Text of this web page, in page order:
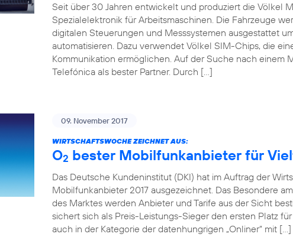
Seit über 30 Jahren entwickelt und produziert die Völkel
Spezialelektronik für Arbeitsmaschinen. Die Fahrzeuge
digitalen Steuerungen und Messsystemen ausgestattet
automatisieren. Dazu verwendet Völkel SIM-Chips, die
Kommunikation ermöglichen. Auf der Suche nach einem
Telefónica als bester Partner. Durch […]
09. November 2017
WIRTSCHAFTSWOCHE ZEICHNET AUS:
O2 bester Mobilfunkanbieter für
Das Deutsche Kundeninstitut (DKI) hat im Auftrag der
Mobilfunkanbieter 2017 ausgezeichnet. Das Besondere
des Marktes werden Anbieter und Tarife aus der Sicht
sichert sich als Preis-Leistungs-Sieger den ersten Platz
auch in der Kategorie der datenhungrigen „Onliner“ mit […]